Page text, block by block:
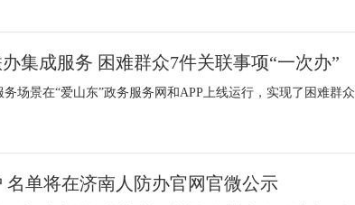
集成服务 困难群众7件关联事项“一次办”
场景在“爱山东”政务服务网和APP上线运行，实现了困难群众
名单将在济南人防办官网官微公示